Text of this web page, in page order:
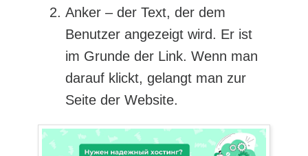
Anker – der Text, der dem
Benutzer angezeigt wird. Er ist
im Grunde der Link. Wenn man
darauf klickt, gelangt man zur
Seite der Website.